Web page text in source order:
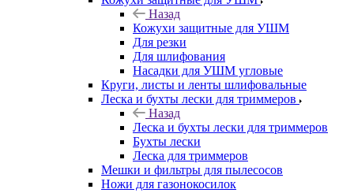
Назад
Кожухи защитные для УШМ
Для резки
Для шлифования
Насадки для УШМ угловые
Круги, листы и ленты шлифовальные
Леска и бухты лески для триммеров
Назад
Леска и бухты лески для триммеров
Бухты лески
Леска для триммеров
Мешки и фильтры для пылесосов
Ножи для газонокосилок